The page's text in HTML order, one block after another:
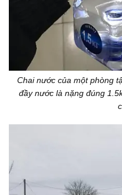
Chai nước của một phòng
đầy nước là nặng đúng